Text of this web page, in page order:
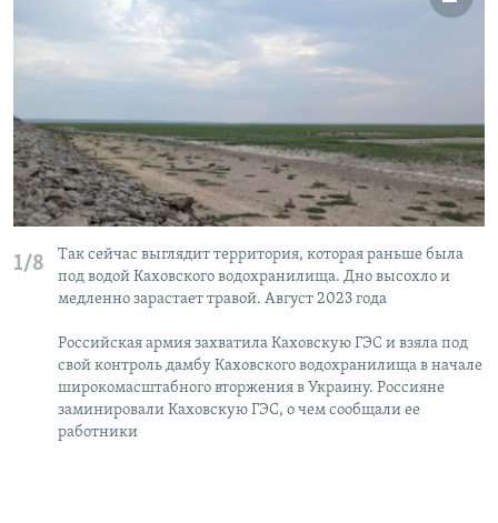
1/8
Так сейчас выглядит территория, которая раньше была
под водой Каховского водохранилища. Дно высохло и
медленно зарастает травой. Август 2023 года
Российская армия захватила Каховскую ГЭС и взяла под
свой контроль дамбу Каховского водохранилища в начале
широкомасштабного вторжения в Украину. Россияне
заминировали Каховскую ГЭС, о чем сообщали ее
работники